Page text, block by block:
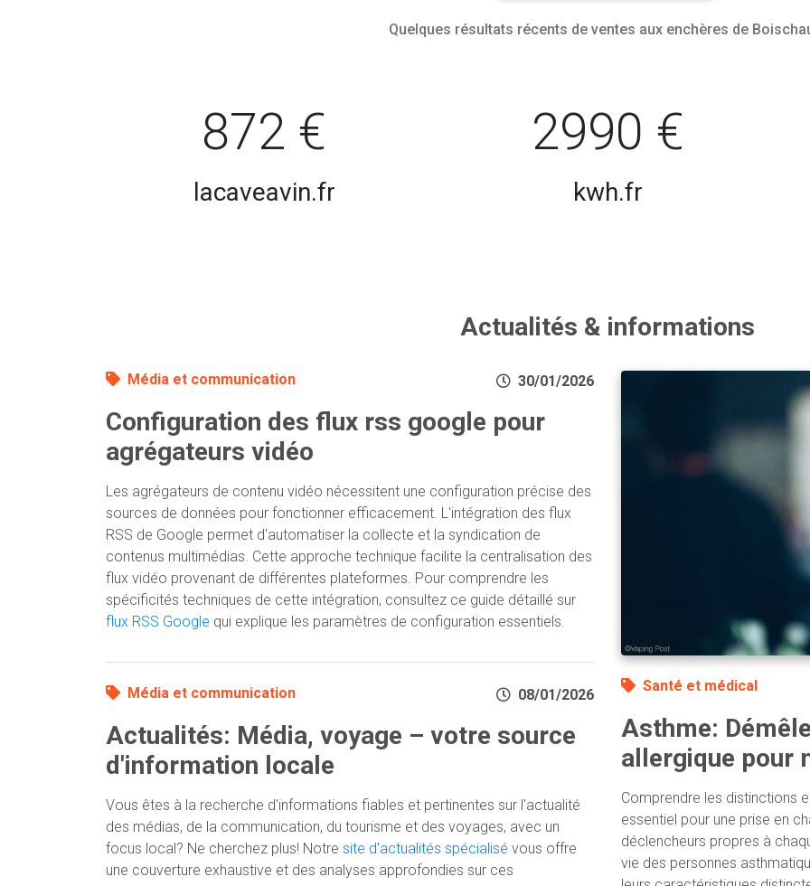
Quelques résultats récents de ventes aux enchères de
872 €
lacaveavin.fr
2990 €
kwh.fr
Actualités & informations
Média et communication 30/01/2026
Configuration des flux rss google pour
agrégateurs vidéo
Les agrégateurs de contenu vidéo nécessitent une configuration précise des
sources de données pour fonctionner efficacement. L'intégration des flux
RSS de Google permet d'automatiser la collecte et la syndication de
contenus multimédias. Cette approche technique facilite la centralisation des
flux vidéo provenant de différentes plateformes. Pour comprendre les
spécificités techniques de cette intégration, consultez ce guide détaillé sur
flux RSS Google qui explique les paramètres de configuration essentiels.
Média et communication 08/01/2026
Actualités: Média, voyage – votre source
d'information locale
Vous êtes à la recherche d'informations fiables et pertinentes sur l'actualité
des médias, de la communication, du tourisme et des voyages, avec un
focus local? Ne cherchez plus! Notre site d'actualités spécialisé vous offre
une couverture exhaustive et des analyses approfondies sur ces
Santé et médical
Asthme:
allergique pour
Comprendre les distinctions
essentiel pour une prise en
déclencheurs propres à
vie des personnes